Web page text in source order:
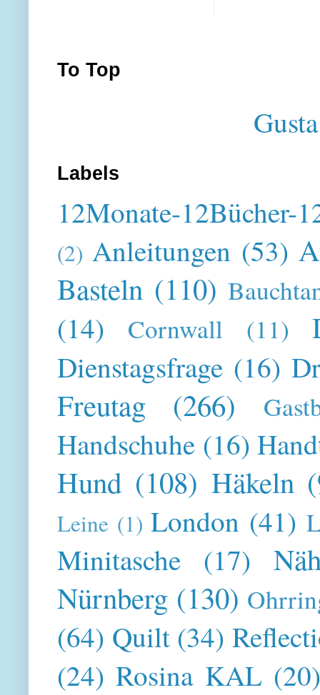
To Top
Labels
12Monate-12Bücher-
(2) Anleitungen (53)
Basteln (110)
(14) Cornwall (11)
Dienstagsfrage (16)
Freutag (266)
Handschuhe (16)
Hund (108) Häkeln
Leine (1) London (41)
Minitasche (17)
Nürnberg (130)
(64) Quilt (34)
(24) Rosina KAL